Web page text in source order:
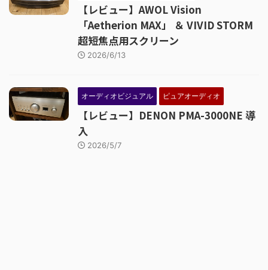
【レビュー】AWOL Vision
「Aetherion MAX」 ＆ VIVID STORM
超短焦点用スクリーン
2026/6/13
オーディオビジュアル ピュアオーディオ
【レビュー】DENON PMA-3000NE 導
入
2026/5/7